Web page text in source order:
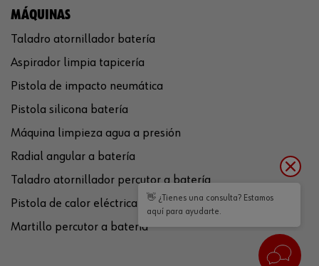
MÁQUINAS
Taladro atornillador batería
Aspirador limpia tapicería
Pistola de impacto neumática
Pistola silicona batería
Máquina limpieza agua a presión
Radial angular a batería
Taladro atornillador percutor a batería
Pistola de calor eléctrica
Martillo percutor a batería
👋 ¿Tienes una consulta? Estamos
aquí para ayudarte.